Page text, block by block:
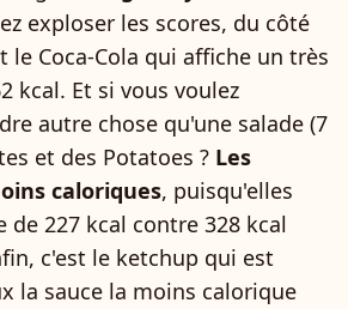
exploser les scores, du côté
le Coca-Cola qui affiche un très
kcal. Et si vous voulez
autre chose qu'une salade (7
et des Potatoes ? Les
caloriques, puisqu'elles
de 227 kcal contre 328 kcal
c'est le ketchup qui est
la sauce la moins calorique